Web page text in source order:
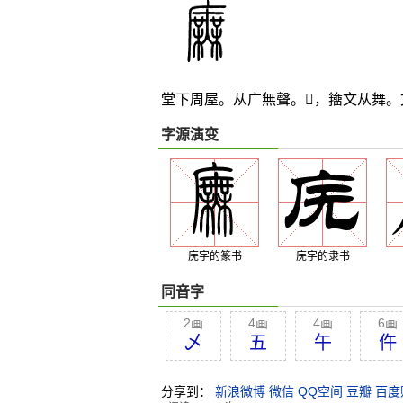
堂下周屋。从广無聲。 𢋑 ，籒文从舞
字源演变
庑字的篆书 庑字的隶书
同音字
2画
乄
4画
五
4画
午
6画
仵
分享到： 新浪微博 微信 QQ空间 豆瓣 百度